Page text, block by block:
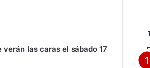
verán las caras el sábado 17